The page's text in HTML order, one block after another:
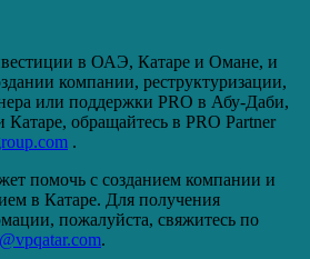
в ОАЭ, Катаре и Омане, и
компании, реструктуризации,
или поддержки PRO в Абу-Даби,
обращайтесь в PRO Partner
.
помочь с созданием компании и
в Катаре. Для получения
пожалуйста, свяжитесь по
.